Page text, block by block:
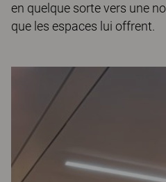
en quelque sorte vers une
que les espaces lui offrent.